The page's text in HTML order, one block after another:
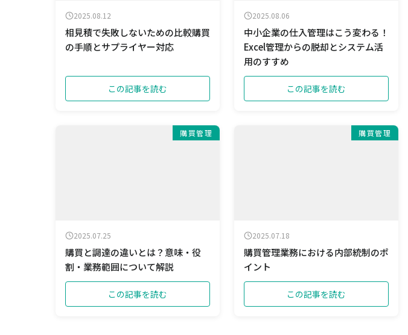
2025.08.12
相見積で失敗しないための比較購買
の手順とサプライヤー対応
この記事を読む
2025.08.06
中小企業の仕入管理はこう変わる！
Excel管理からの脱却とシステム活
用のすすめ
この記事を読む
購買管理
2025.07.25
購買と調達の違いとは？意味・役
割・業務範囲について解説
この記事を読む
購買管理
2025.07.18
購買管理業務における内部統制のポ
イント
この記事を読む